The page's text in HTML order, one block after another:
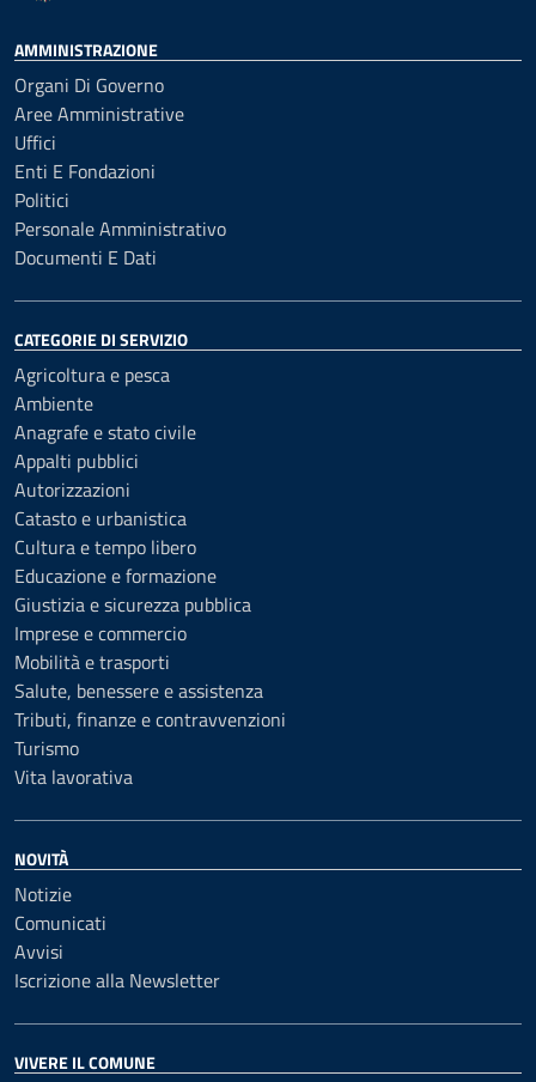
AMMINISTRAZIONE
Organi Di Governo
Aree Amministrative
Uffici
Enti E Fondazioni
Politici
Personale Amministrativo
Documenti E Dati
CATEGORIE DI SERVIZIO
Agricoltura e pesca
Ambiente
Anagrafe e stato civile
Appalti pubblici
Autorizzazioni
Catasto e urbanistica
Cultura e tempo libero
Educazione e formazione
Giustizia e sicurezza pubblica
Imprese e commercio
Mobilità e trasporti
Salute, benessere e assistenza
Tributi, finanze e contravvenzioni
Turismo
Vita lavorativa
NOVITÀ
Notizie
Comunicati
Avvisi
Iscrizione alla Newsletter
VIVERE IL COMUNE